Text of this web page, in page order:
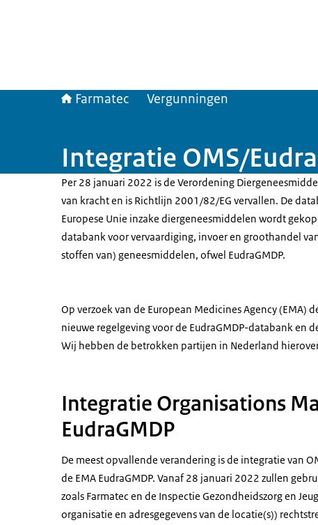
Farmatec Vergunningen
Integratie OMS/
Per 28 januari 2022 is de Verordening
van kracht en is Richtlijn 2001/82/EG vervallen. De
Europese Unie inzake diergeneesmiddelen wordt
databank voor vervaardiging, invoer en groothandel
stoffen van) geneesmiddelen, ofwel EudraGMDP.
Op verzoek van de European Medicines Agency
nieuwe regelgeving voor de EudraGMDP-databank en
Wij hebben de betrokken partijen in Nederland
Integratie Organisations
EudraGMDP
De meest opvallende verandering is de integratie van
de EMA EudraGMDP. Vanaf 28 januari 2022 zullen
zoals Farmatec en de Inspectie Gezondheidszorg en
organisatie en adresgegevens van de locatie(s))